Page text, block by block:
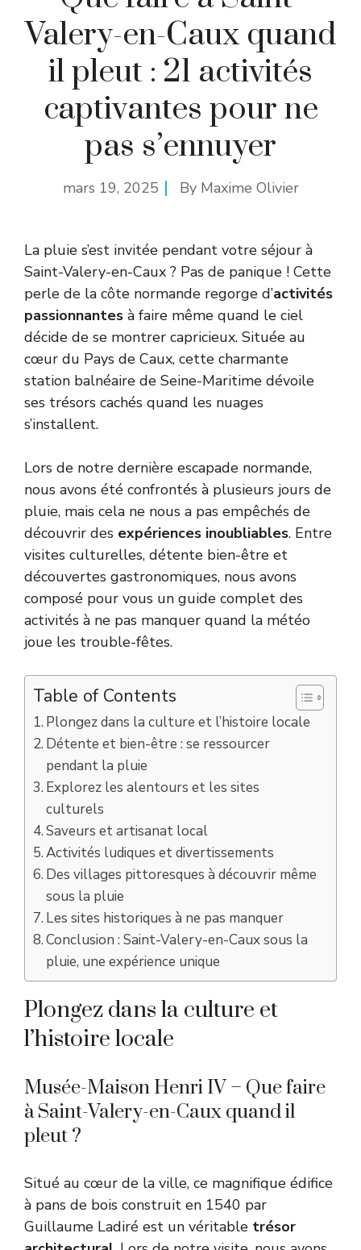
Valery-en-Caux quand
il pleut : 21 activités
captivantes pour ne
pas s’ennuyer
mars 19, 2025 By Maxime Olivier
La pluie s’est invitée pendant votre séjour à
Saint-Valery-en-Caux ? Pas de panique ! Cette
perle de la côte normande regorge d’activités
passionnantes à faire même quand le ciel
décide de se montrer capricieux. Située au
cœur du Pays de Caux, cette charmante
station balnéaire de Seine-Maritime dévoile
ses trésors cachés quand les nuages
s’installent.
Lors de notre dernière escapade normande,
nous avons été confrontés à plusieurs jours de
pluie, mais cela ne nous a pas empêchés de
découvrir des expériences inoubliables. Entre
visites culturelles, détente bien-être et
découvertes gastronomiques, nous avons
composé pour vous un guide complet des
activités à ne pas manquer quand la météo
joue les trouble-fêtes.
Table of Contents
Plongez dans la culture et l’histoire locale
Détente et bien-être : se ressourcer
pendant la pluie
Explorez les alentours et les sites
culturels
Saveurs et artisanat local
Activités ludiques et divertissements
Des villages pittoresques à découvrir même
sous la pluie
Les sites historiques à ne pas manquer
Conclusion : Saint-Valery-en-Caux sous la
pluie, une expérience unique
Plongez dans la culture et
l’histoire locale
Musée-Maison Henri IV – Que faire
à Saint-Valery-en-Caux quand il
pleut ?
Situé au cœur de la ville, ce magnifique édifice
à pans de bois construit en 1540 par
Guillaume Ladiré est un véritable trésor